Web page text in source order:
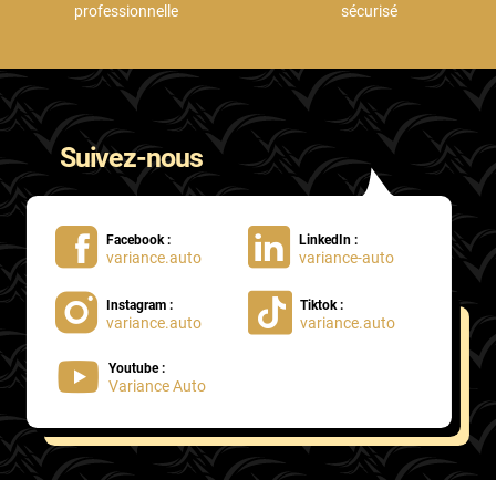
professionnelle
sécurisé
Suivez-nous
Facebook :
variance.auto
LinkedIn :
variance-auto
Instagram :
variance.auto
Tiktok :
variance.auto
Youtube :
Variance Auto